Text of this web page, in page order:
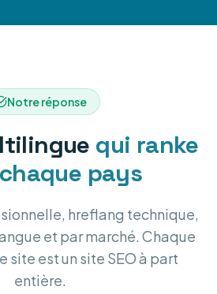
FR
Notre réponse
qui ranke
pays
hreflang technique,
et par marché. Chaque
site est un site SEO à part
entière.